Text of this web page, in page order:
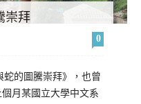
崇拜
0
蛇的圖騰崇拜》，也曾
月某國立大學中文系